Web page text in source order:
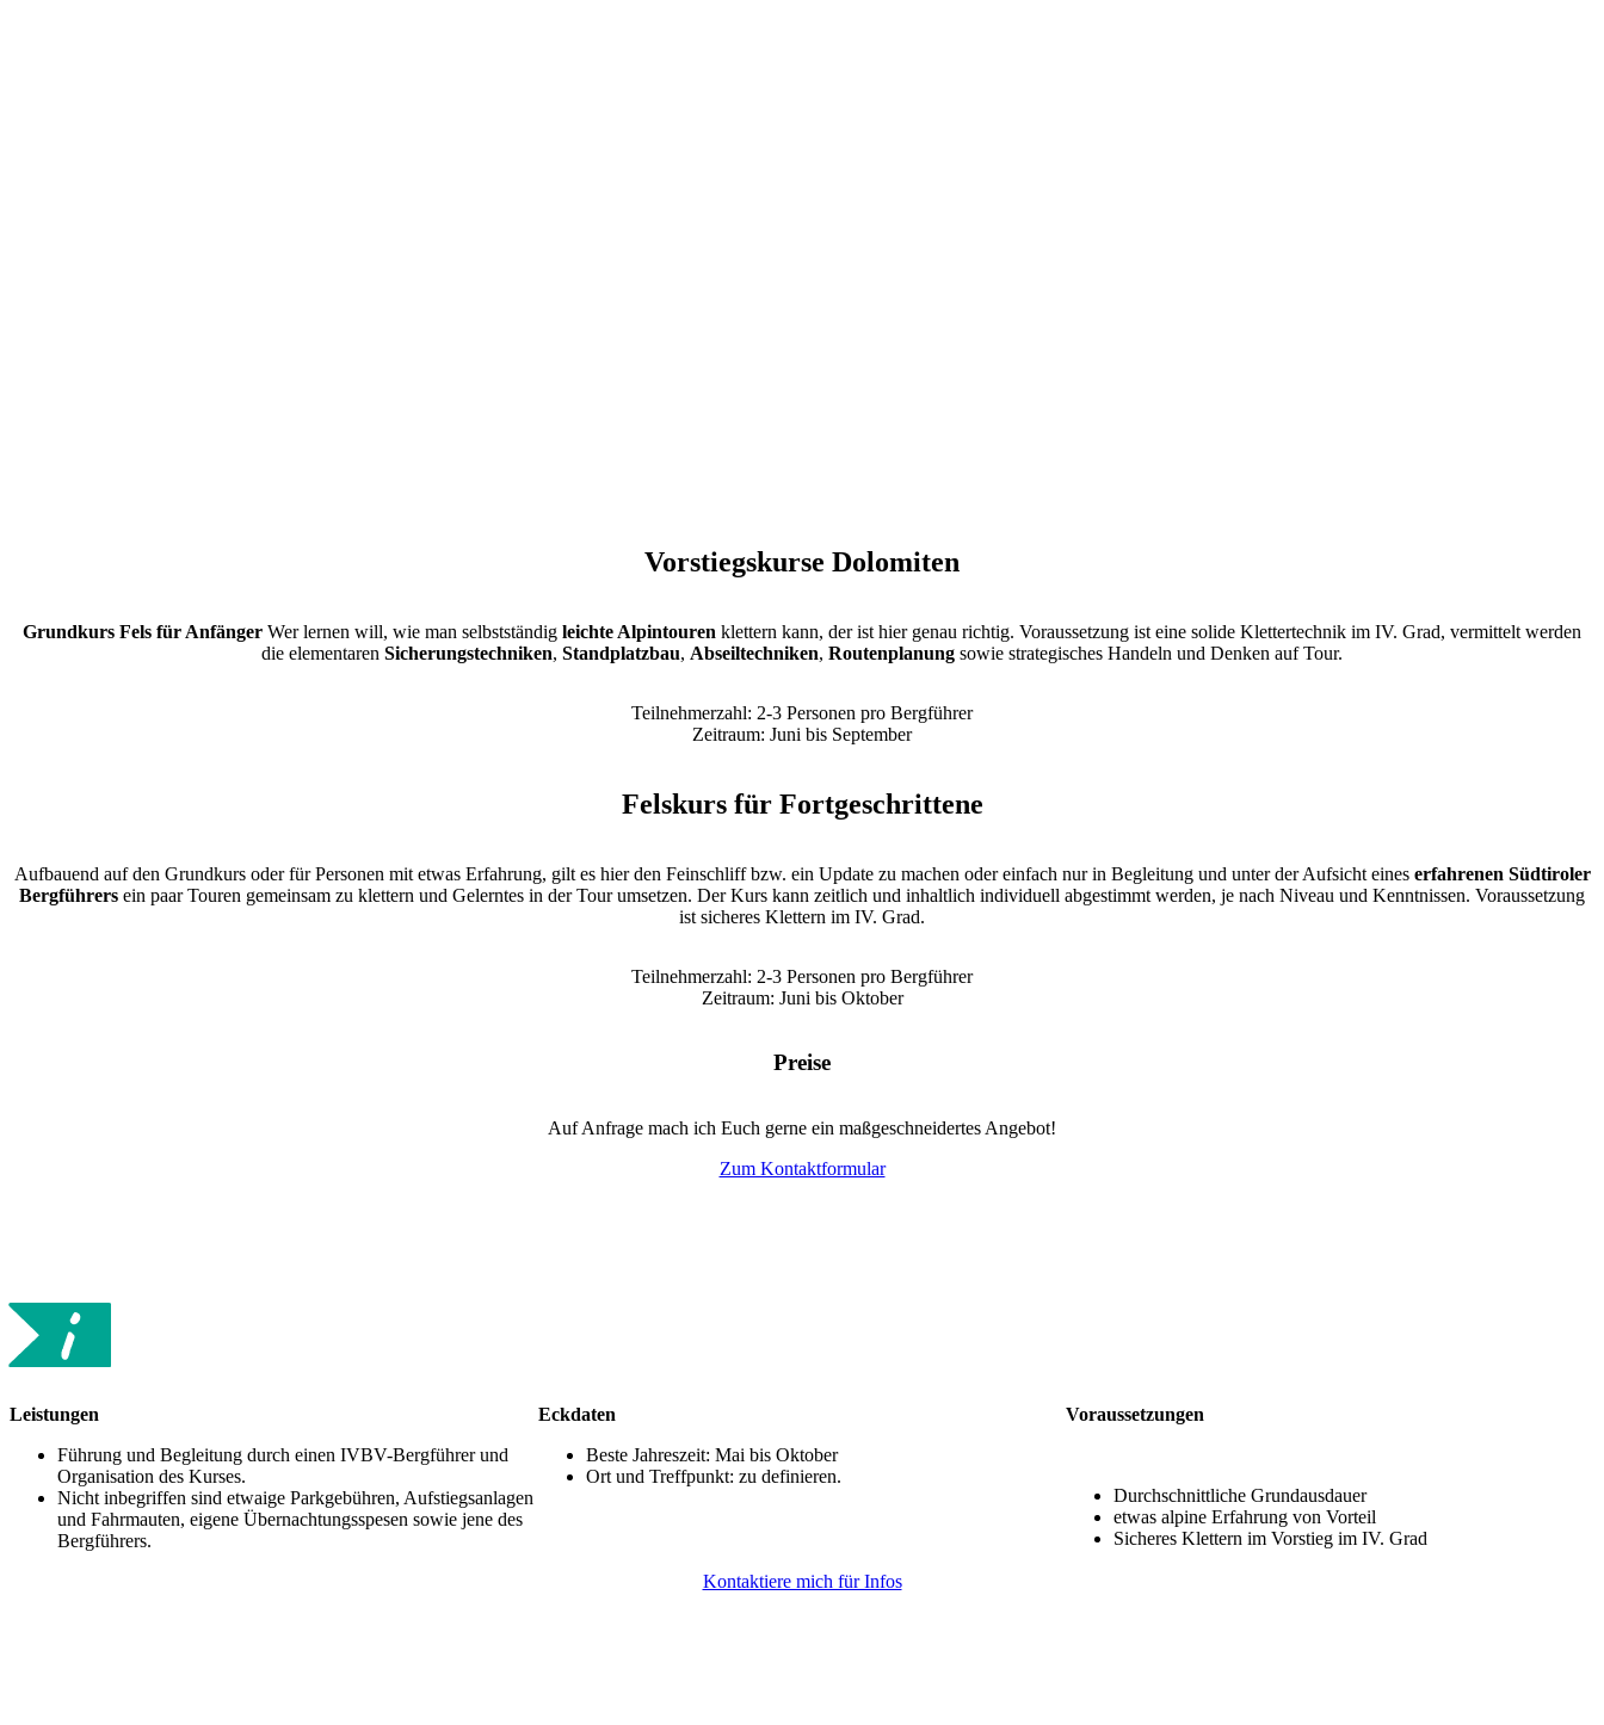
Vorstiegskurse Dolomiten
Grundkurs Fels für Anfänger Wer lernen will, wie man selbstständig leichte Alpintouren klettern kann, der ist hier genau richtig. Voraussetzung ist eine solide Klettertechnik im IV. Grad, vermittelt werden
die elementaren Sicherungstechniken, Standplatzbau, Abseiltechniken, Routenplanung sowie strategisches Handeln und Denken auf Tour.
Teilnehmerzahl: 2-3 Personen pro Bergführer
Zeitraum: Juni bis September
Felskurs für Fortgeschrittene
Aufbauend auf den Grundkurs oder für Personen mit etwas Erfahrung, gilt es hier den Feinschliff bzw. ein Update zu machen oder einfach nur in Begleitung und unter der Aufsicht eines erfahrenen Südtiroler
Bergführers ein paar Touren gemeinsam zu klettern und Gelerntes in der Tour umsetzen. Der Kurs kann zeitlich und inhaltlich individuell abgestimmt werden, je nach Niveau und Kenntnissen. Voraussetzung
ist sicheres Klettern im IV. Grad.
Teilnehmerzahl: 2-3 Personen pro Bergführer
Zeitraum: Juni bis Oktober
Preise
Auf Anfrage mach ich Euch gerne ein maßgeschneidertes Angebot!
Zum Kontaktformular
Leistungen
Führung und Begleitung durch einen IVBV-Bergführer und
Organisation des Kurses.
Nicht inbegriffen sind etwaige Parkgebühren, Aufstiegsanlagen
und Fahrmauten, eigene Übernachtungsspesen sowie jene des
Bergführers.
Eckdaten
Beste Jahreszeit: Mai bis Oktober
Ort und Treffpunkt: zu definieren.
Voraussetzungen
Durchschnittliche Grundausdauer
etwas alpine Erfahrung von Vorteil
Sicheres Klettern im Vorstieg im IV. Grad
Kontaktiere mich für Infos